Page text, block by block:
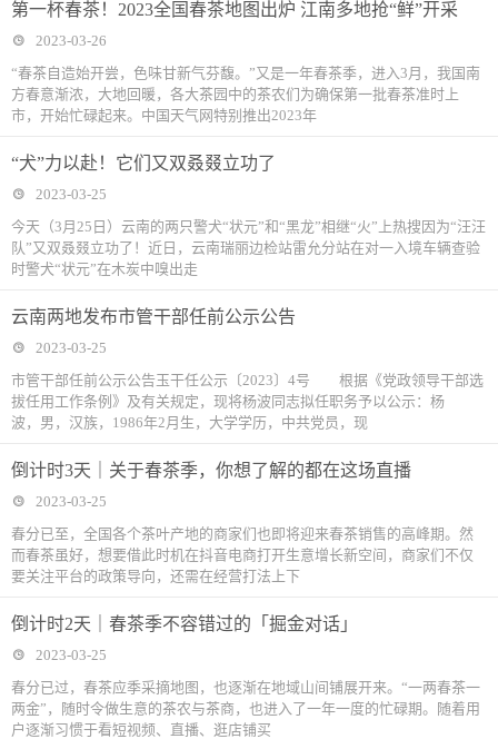
第一杯春茶！2023全国春茶地图出炉 江南多地抢“鲜”开采
2023-03-26
“春茶自造始开尝，色味甘新气芬馥。”又是一年春茶季，进入3月，我国南
方春意渐浓，大地回暖，各大茶园中的茶农们为确保第一批春茶准时上
市，开始忙碌起来。中国天气网特别推出2023年
“犬”力以赴！它们又双叒叕立功了
2023-03-25
今天（3月25日）云南的两只警犬“状元”和“黑龙”相继“火”上热搜因为“汪汪
队”又双叒叕立功了！近日，云南瑞丽边检站雷允分站在对一入境车辆查验
时警犬“状元”在木炭中嗅出走
云南两地发布市管干部任前公示公告
2023-03-25
市管干部任前公示公告玉干任公示〔2023〕4号 根据《党政领导干部选
拔任用工作条例》及有关规定，现将杨波同志拟任职务予以公示：杨
波，男，汉族，1986年2月生，大学学历，中共党员，现
倒计时3天｜关于春茶季，你想了解的都在这场直播
2023-03-25
春分已至，全国各个茶叶产地的商家们也即将迎来春茶销售的高峰期。然
而春茶虽好，想要借此时机在抖音电商打开生意增长新空间，商家们不仅
要关注平台的政策导向，还需在经营打法上下
倒计时2天｜春茶季不容错过的「掘金对话」
2023-03-25
春分已过，春茶应季采摘地图，也逐渐在地域山间铺展开来。“一两春茶一
两金”，随时令做生意的茶农与茶商，也进入了一年一度的忙碌期。随着用
户逐渐习惯于看短视频、直播、逛店铺买